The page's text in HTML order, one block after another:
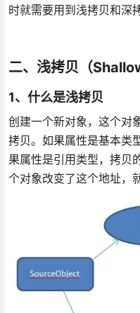
时就需要用到浅拷贝和深
二、浅拷贝（
1、什么是浅拷贝
创建一个新对象，这个对
拷贝。如果属性是基本类
果属性是引用类型，拷贝
个对象改变了这个地址，